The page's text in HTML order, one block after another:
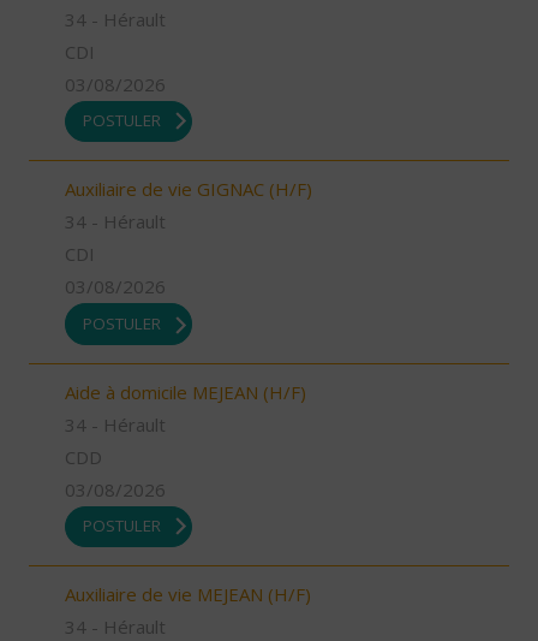
34 - Hérault
CDI
03/08/2026
POSTULER
Auxiliaire de vie GIGNAC (H/F)
34 - Hérault
CDI
03/08/2026
POSTULER
Aide à domicile MEJEAN (H/F)
34 - Hérault
CDD
03/08/2026
POSTULER
Auxiliaire de vie MEJEAN (H/F)
34 - Hérault